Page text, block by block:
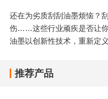
还在为劣质刮刮油墨烦恼？
伤……这些行业顽疾是否让
油墨以创新性技术，重新定
推荐产品